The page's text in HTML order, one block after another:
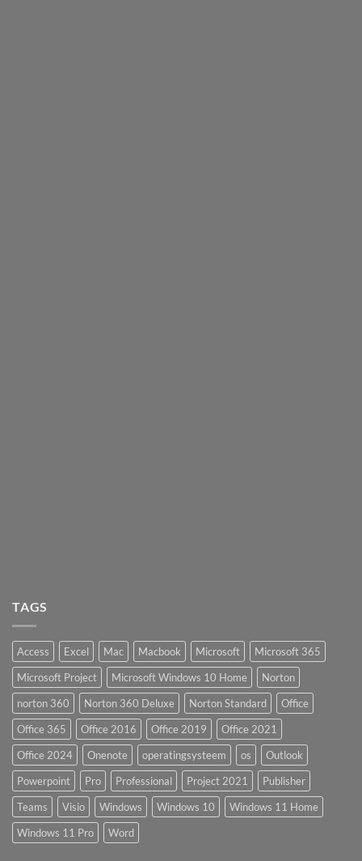
TAGS
Access Excel Mac Macbook Microsoft
Microsoft 365
Microsoft Project
Microsoft Windows 10 Home
Norton
norton 360
Norton 360 Deluxe Norton Standard
Office
Office 365
Office 2016 Office 2019
Office 2021
Office 2024
Onenote operatingsysteem os
Outlook
Powerpoint
Pro Professional Project 2021
Publisher
Teams
Visio Windows Windows 10
Windows 11 Home
Windows 11 Pro
Word